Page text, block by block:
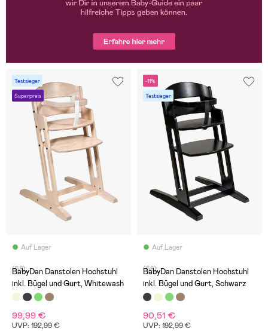
Testsieger
Superpreis
Auf Lager
(58)
BabyDan Danstolen Hochstuhl
inkl. Bügel und Gurt, Whitewash
99,99 €
UVP: 192,99 €
-11%
Testsieger
Auf Lager
(58)
BabyDan Danstolen Hochstuhl
inkl. Bügel und Gurt, Schwarz
90,51 €
UVP: 192,99 €